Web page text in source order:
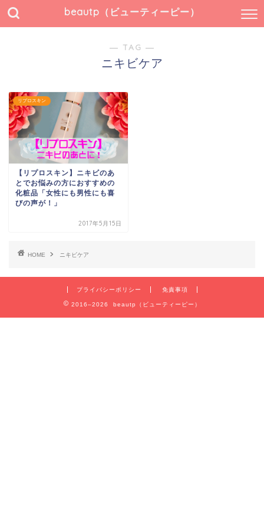
beautp（ビューティーピー）
― TAG ―
ニキビケア
リプロスキン
【リプロスキン】ニキビのあ
とでお悩みの方におすすめの
化粧品「女性にも男性にも喜
びの声が！」
2017年5月15日
HOME ニキビケア
プライバシーポリシー 免責事項
2016–2026 beautp（ビューティーピー）